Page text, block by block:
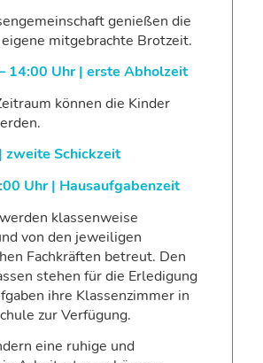
genießen die
mitgebrachte Brotzeit.
14:00 Uhr | erste Abholzeit
können die Kinder
zweite Schickzeit
Uhr | Hausaufgabenzeit
klassenweise
von den jeweiligen
Fachkräften betreut. Den
stehen für die Erledigung
ihre Klassenzimmer in
zur Verfügung.
eine ruhige und